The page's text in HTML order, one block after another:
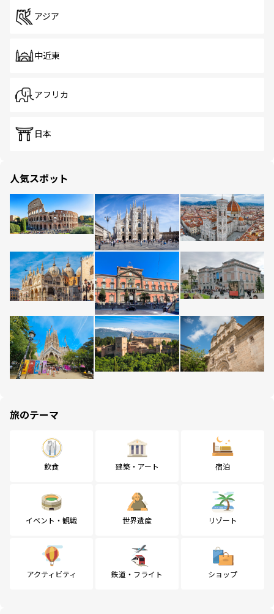
アジア
中近東
アフリカ
日本
人気スポット
旅のテーマ
飲食 建築・アート 宿泊
イベント・観戦 世界遺産 リゾート
アクティビティ 鉄道・フライト ショップ